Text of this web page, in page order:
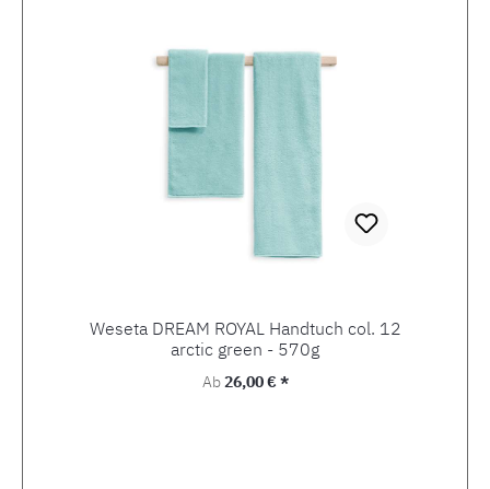
Weseta DREAM ROYAL Handtuch col. 12
arctic green - 570g
Regulärer Preis:
Ab26,00 € *